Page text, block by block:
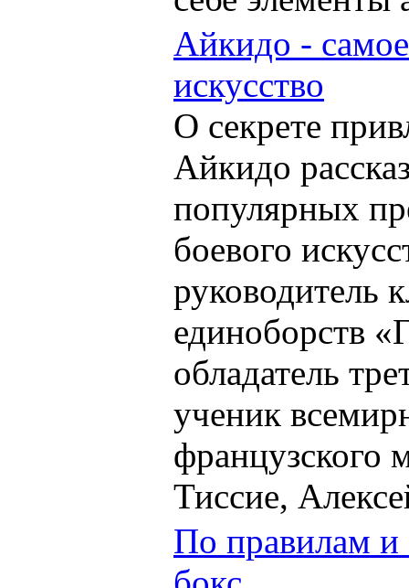
Айкидо -
искусство
О секрете
Айкидо
популярных
боевого
руководитель
единоборств
обладатель
ученик
французского
Тиссие,
По правилам